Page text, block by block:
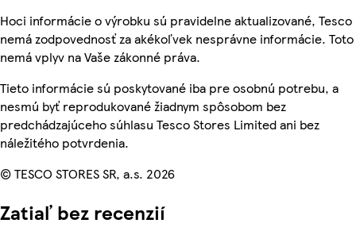
Hoci informácie o výrobku sú pravidelne aktualizované, Tesco
nemá zodpovednosť za akékoľvek nesprávne informácie. Toto
nemá vplyv na Vaše zákonné práva.
Tieto informácie sú poskytované iba pre osobnú potrebu, a
nesmú byť reprodukované žiadnym spôsobom bez
predchádzajúceho súhlasu Tesco Stores Limited ani bez
náležitého potvrdenia.
© TESCO STORES SR, a.s. 2026
Zatiaľ bez recenzií